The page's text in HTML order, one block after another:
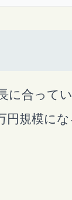
に合って
規模に